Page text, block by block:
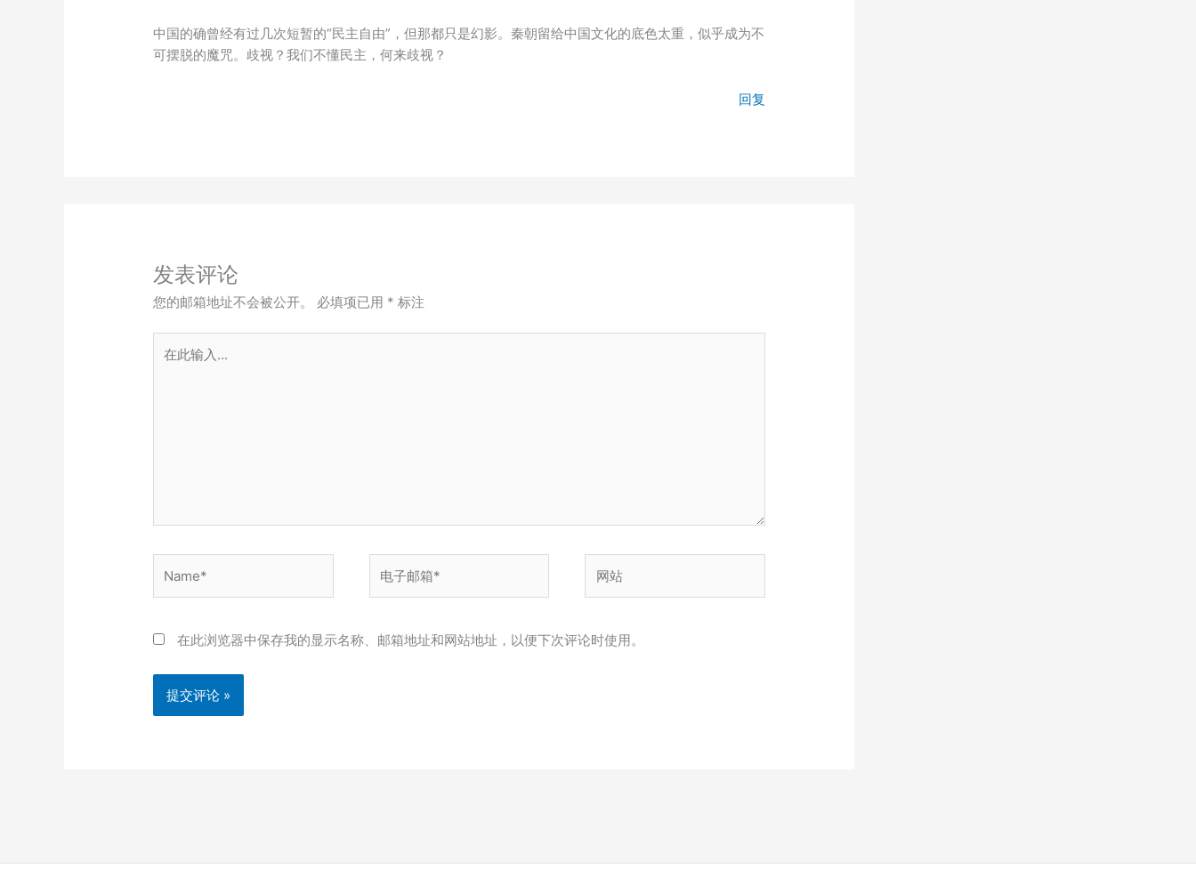
中国的确曾经有过几次短暂的“民主自由”，但那都只是幻影。秦朝留给中国文化的底色太重，似乎成为不
可摆脱的魔咒。歧视？我们不懂民主，何来歧视？
回复
发表评论
您的邮箱地址不会被公开。 必填项已用 * 标注
子
*
站
在此浏览器中保存我的显示名称、邮箱地址和网站地址，以便下次评论时使用。